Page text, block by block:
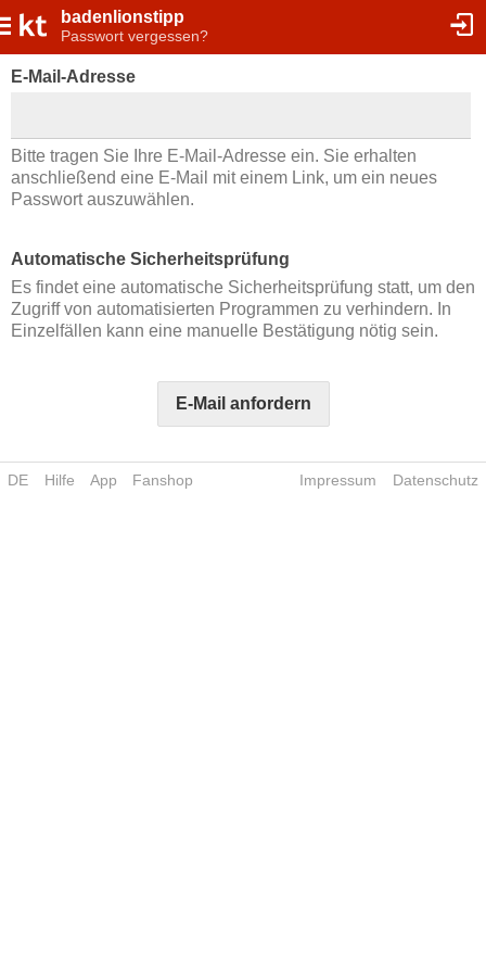
badenlionstipp
Passwort vergessen?
E-Mail-Adresse
Bitte tragen Sie Ihre E-Mail-Adresse ein. Sie erhalten
anschließend eine E-Mail mit einem Link, um ein neues
Passwort auszuwählen.
Automatische Sicherheitsprüfung
Es findet eine automatische Sicherheitsprüfung statt, um den
Zugriff von automatisierten Programmen zu verhindern. In
Einzelfällen kann eine manuelle Bestätigung nötig sein.
E-Mail anfordern
DE Hilfe App Fanshop Impressum Datenschutz